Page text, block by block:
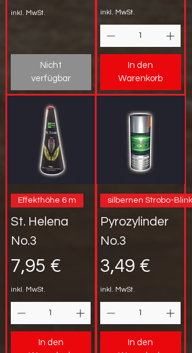
inkl. MwSt.
Nicht
verfügbar
inkl. MwSt.
In den
Warenkorb
Effekthöhe 6 m
St. Helena
No.3
Preis
7,95 €
inkl. MwSt.
In den
silbernen Strobo-
Pyrozylinder
No.3
Preis
3,49 €
inkl. MwSt.
In den